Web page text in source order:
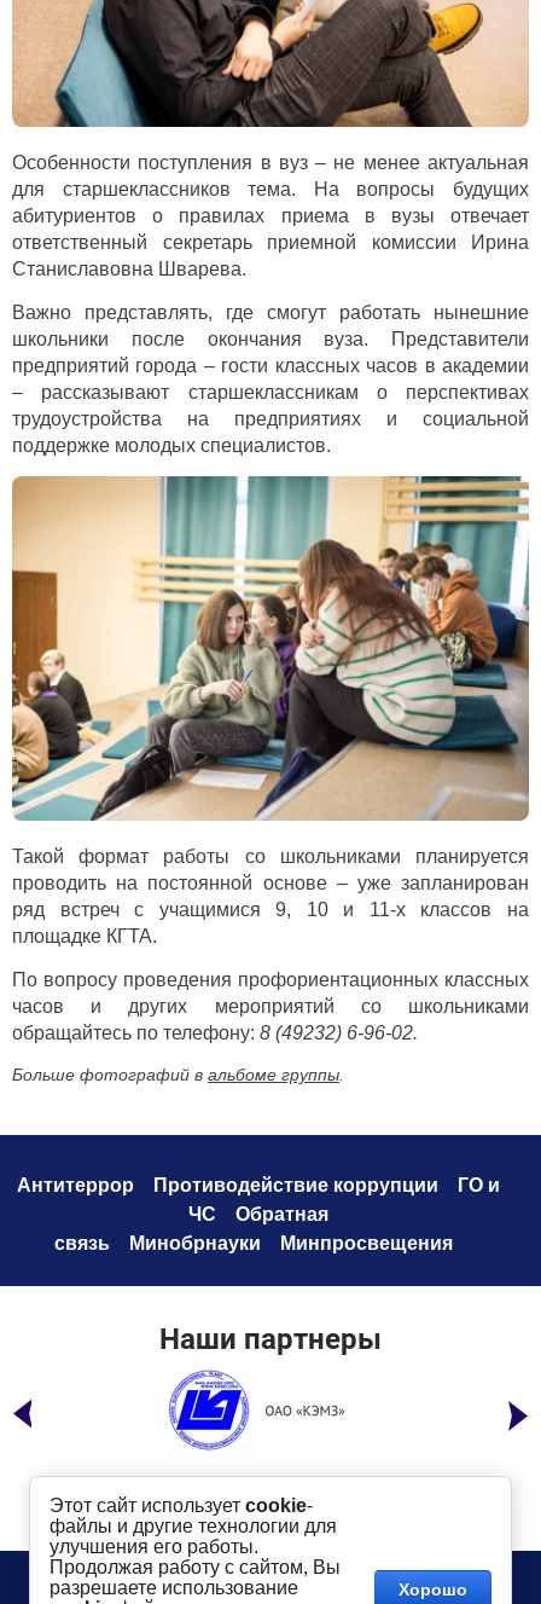
Особенности поступления в вуз – не менее актуальная
для старшеклассников тема. На вопросы будущих
абитуриентов о правилах приема в вузы отвечает
ответственный секретарь приемной комиссии Ирина
Станиславовна Шварева.
Важно представлять, где смогут работать нынешние
школьники после окончания вуза. Представители
предприятий города – гости классных часов в академии
– рассказывают старшеклассникам о перспективах
трудоустройства на предприятиях и социальной
поддержке молодых специалистов.
Такой формат работы со школьниками планируется
проводить на постоянной основе – уже запланирован
ряд встреч с учащимися 9, 10 и 11-х классов на
площадке КГТА.
По вопросу проведения профориентационных классных
часов и других мероприятий со школьниками
обращайтесь по телефону: 8 (49232) 6-96-02.
Больше фотографий в альбоме группы
Антитеррор Противодействие коррупции
ГО и
ЧС
Обратная
связь
Минобрнауки Минпросвещения
Наши партнеры
Телефон:8 (49232) 6-96-00
Адрес: г. Ковров, ул. Маяковского, 19
Сайт создан в:
megagroup.ru
Этот сайт использует cookie-
файлы и другие технологии для
улучшения его работы.
Продолжая работу с сайтом, Вы
разрешаете использование
Хорошо